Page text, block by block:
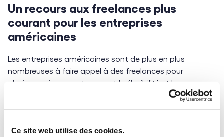
Ce site web utilise des cookies.
Un recours aux freelances plus
courant pour les entreprises
américaines
Les entreprises américaines sont de plus en plus
nombreuses à faire appel à des freelances pour
plusieurs raisons, notamment la flexibilité et la
compensation d’un manque d’expertise en interne.
Beaucoup d’entre eux cumulent plusieurs activités et